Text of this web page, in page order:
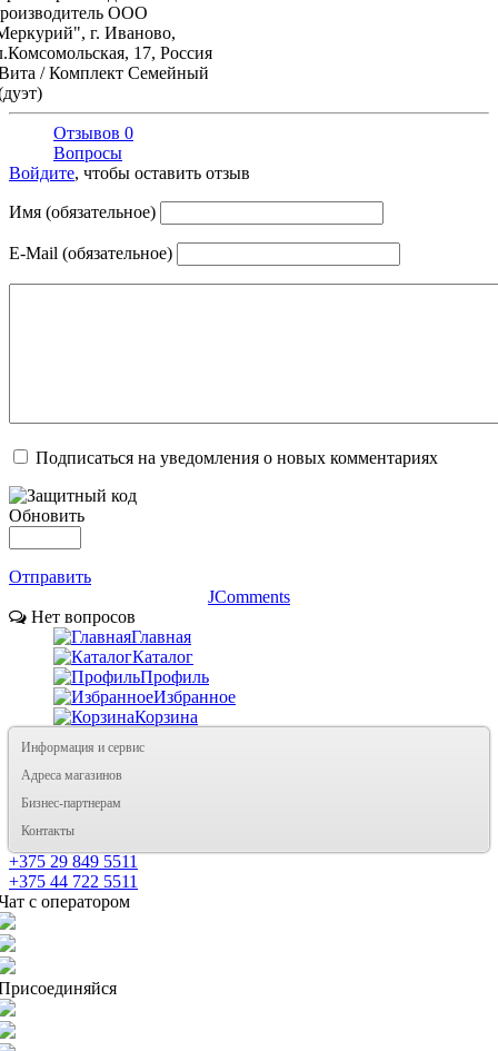
ООО
г. Иваново,
17, Россия
/ Комплект Семейный
Отзывов 0
Вопросы
Войдите, чтобы оставить отзыв
Имя (обязательное)
E-Mail (обязательное)
Подписаться на уведомления о новых комментариях
Обновить
Отправить
JComments
Нет вопросов
Главная
Каталог
Профиль
Избранное
Корзина
Информация и сервис
Адреса магазинов
Бизнес-партнерам
Контакты
+375 29 849 5511
+375 44 722 5511
с оператором